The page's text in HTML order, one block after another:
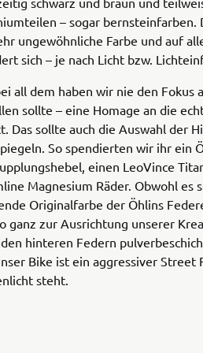
– sogar bernsteinfarben.
ungewöhnliche Farbe und auf
sich – je nach Licht bzw.
all dem haben wir nie den Fokus
sollte – eine Homage an die
Das sollte auch die Auswahl der
So spendierten wir ihr ein
einen LeoVince
Magnesium Räder. Obwohl es
Originalfarbe der Öhlins
ganz zur Ausrichtung unserer
hinteren Federn
Bike ist ein aggressiver
steht.